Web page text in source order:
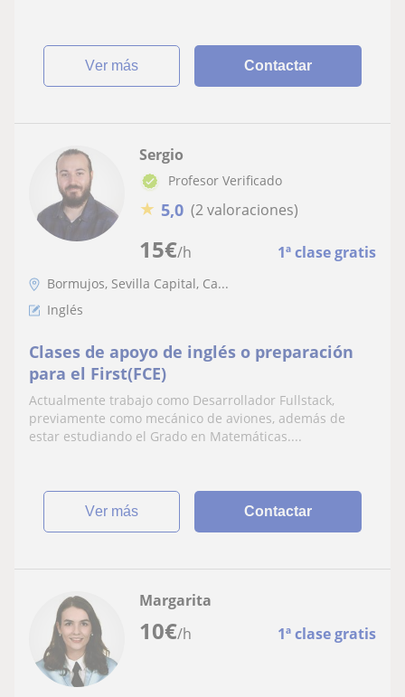
ver más Contactar
15€/h 1ª clase gratis
Sergio
Profesor Verificado
★ 5,0 (2 valoraciones)
Bormujos, Sevilla Capital, Ca...
Inglés
Clases de apoyo de inglés o preparación
para el First(FCE)
Actualmente trabajo como Desarrollador Fullstack,
previamente como mecánico de aviones, además de
estar estudiando el Grado en Matemáticas....
ver más Contactar
10€/h 1ª clase gratis
Margarita